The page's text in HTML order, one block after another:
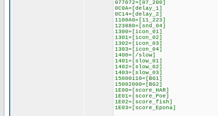
077072=[07_200]
0C0A=[delay_1]
0C14=[delay_2]
1100A0=[11_223]
123880=[snd_04]
1300=[icon_01]
1301=[icon_02]
1302=[icon_03]
1303=[icon_04]
1400=[/slow]
1401=[slow_01]
1402=[slow_02]
1403=[slow_03]
15000110=[BG1]
15002000=[BG2]
1E00=[score_HAR]
1E01=[score_Poe]
1E02=[score_fish]
1E03=[score_Epona]